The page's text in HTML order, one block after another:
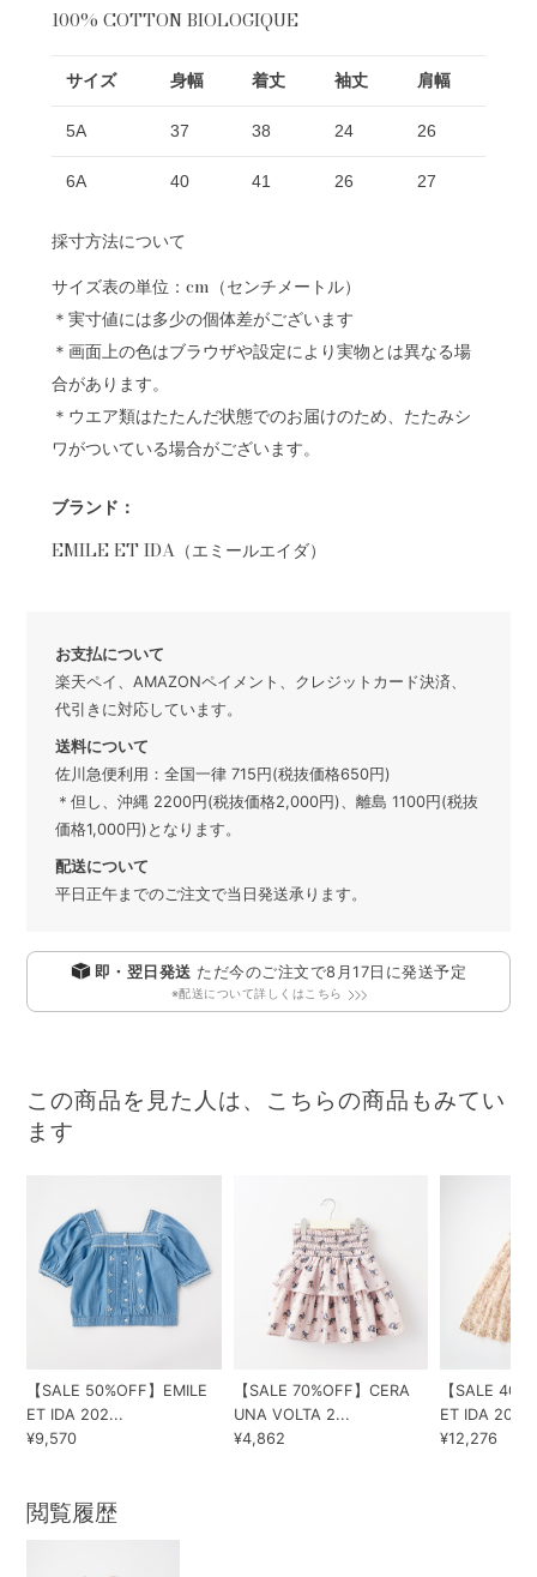
100% COTTON BIOLOGIQUE
サイズ 身幅 着丈 袖丈 肩幅
5A 37 38 24 26
6A 40 41 26 27
採寸方法について
サイズ表の単位：cm（センチメートル）
＊実寸値には多少の個体差がございます
＊画面上の色はブラウザや設定により実物とは異なる場
合があります。
＊ウエア類はたたんだ状態でのお届けのため、たたみシ
ワがついている場合がございます。
ブランド：
EMILE ET IDA（エミールエイダ）
お支払について
楽天ペイ、AMAZONペイメント、クレジットカード決済、
代引きに対応しています。
送料について
佐川急便利用：全国一律 715円(税抜価格650円)
＊但し、沖縄 2200円(税抜価格2,000円)、離島 1100円(税抜
価格1,000円)となります。
配送について
平日正午までのご注文で当日発送承ります。
即・翌日発送 ただ今のご注文で8月17日 に発送予定
※配送について詳しくはこちら
この商品を見た人は、こちらの商品もみてい
ます
【SALE 50%OFF】EMILE
ET IDA 202...
¥9,570
【SALE 70%OFF】CERA
UNA VOLTA 2...
¥4,862
【SALE
ET IDA 202...
¥12,276
閲覧履歴